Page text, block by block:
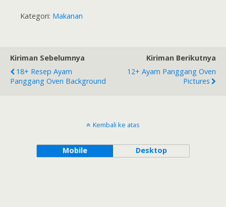
Kategori: Makanan
Kiriman Sebelumnya
18+ Resep Ayam
Panggang Oven Background
Kiriman Berikutnya
12+ Ayam Panggang Oven
Pictures
Kembali ke atas
Mobile Desktop